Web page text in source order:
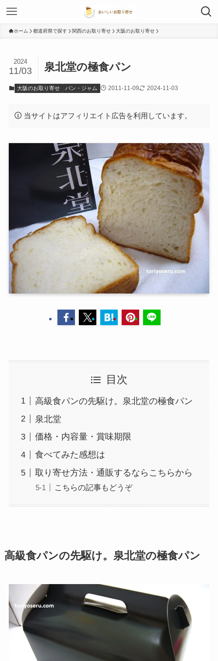
ホーム 都道府県で探す 関西のお取り寄せ 大阪のお取り寄せ
泉北堂の極食パン
2024
11/03
大阪のお取り寄せ パン・ジャム 2011-11-09 2024-11-03
当サイトはアフィリエイト広告を利用しています。
目次
高級食パンの先駆け。泉北堂の極食パン
泉北堂
価格・内容量・賞味期限
食べてみた感想は
取り寄せ方法・通販するならこちらから
こちらの記事もどうぞ
高級食パンの先駆け。泉北堂の極食パン